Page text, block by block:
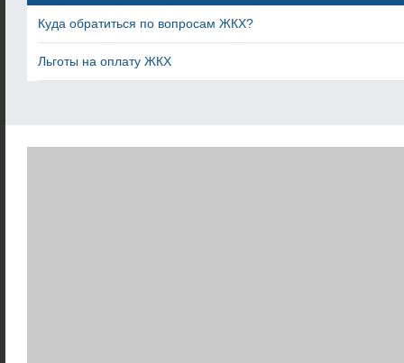
Куда обратиться по вопросам ЖКХ?
Льготы на оплату ЖКХ